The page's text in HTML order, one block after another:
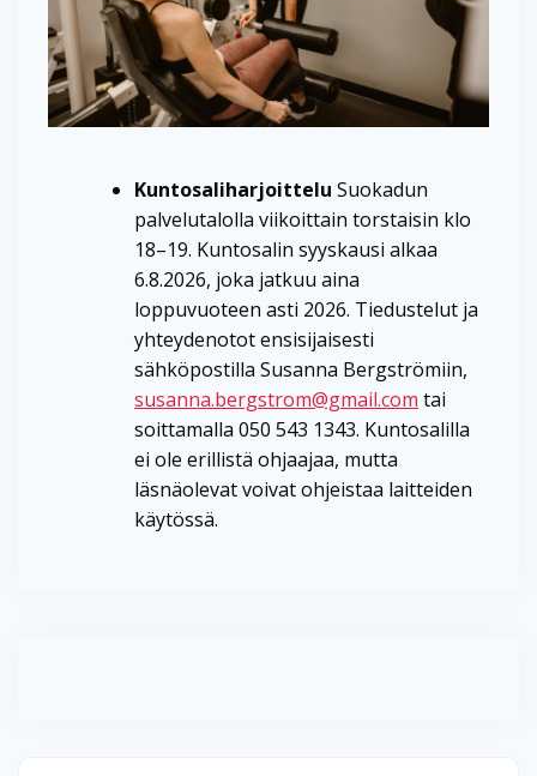
Kuntosaliharjoittelu Suokadun
palvelutalolla viikoittain torstaisin klo
18–19. Kuntosalin syyskausi alkaa
6.8.2026, joka jatkuu aina
loppuvuoteen asti 2026. Tiedustelut ja
yhteydenotot ensisijaisesti
sähköpostilla Susanna Bergströmiin,
susanna.bergstrom@gmail.com tai
soittamalla 050 543 1343. Kuntosalilla
ei ole erillistä ohjaajaa, mutta
läsnäolevat voivat ohjeistaa laitteiden
käytössä.